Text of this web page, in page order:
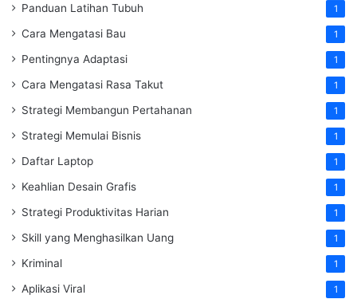
Panduan Latihan Tubuh 1
Cara Mengatasi Bau 1
Pentingnya Adaptasi 1
Cara Mengatasi Rasa Takut 1
Strategi Membangun Pertahanan 1
Strategi Memulai Bisnis 1
Daftar Laptop 1
Keahlian Desain Grafis 1
Strategi Produktivitas Harian 1
Skill yang Menghasilkan Uang 1
Kriminal 1
Aplikasi Viral 1